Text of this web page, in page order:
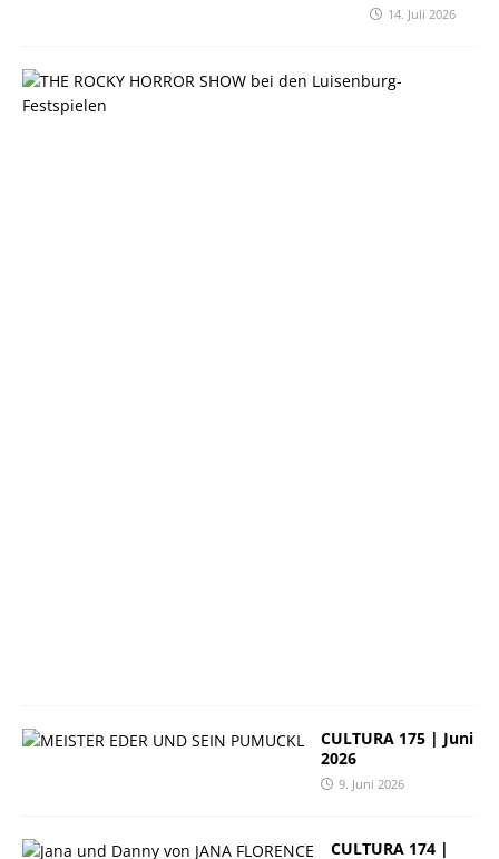
14. Juli 2026
CULTURA 175 | Juni
2026
9. Juni 2026
CULTURA 174 |